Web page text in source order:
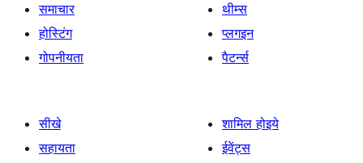
समाचार
होस्टिंग
गोपनीयता
थीम्स
प्लगइन
पैटर्न्स
सीखे
सहायता
शामिल होइये
ईवेंट्स